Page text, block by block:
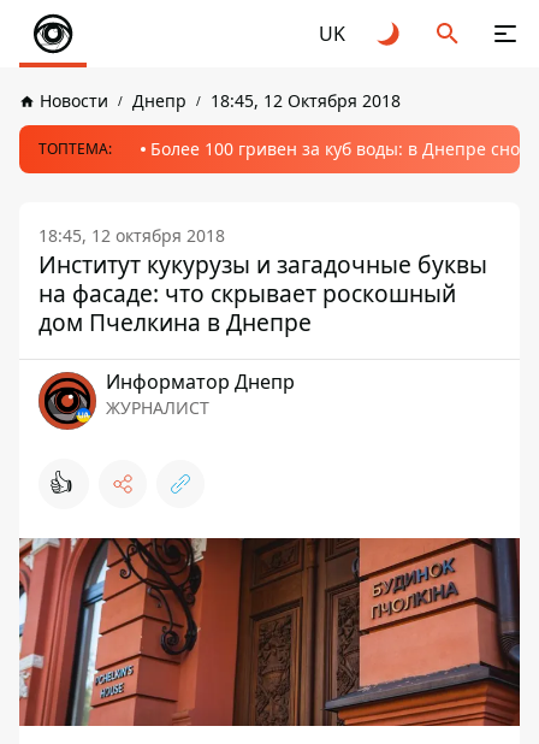
UK
Новости Днепр 18:45, 12 Октября 2018
ТОПТЕМА: Более 100 гривен за куб воды: в Днепре
18:45, 12 октября 2018
Институт кукурузы и загадочные буквы
на фасаде: что скрывает роскошный
дом Пчелкина в Днепре
Информатор Днепр
ЖУРНАЛИСТ
👍